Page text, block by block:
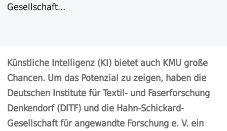
Gesellschaft...
Künstliche Intelligenz (KI) bietet auch KMU große
Chancen. Um das Potenzial zu zeigen, haben die
Deutschen Institute für Textil- und Faserforschung
Denkendorf (DITF) und die Hahn-Schickard-
Gesellschaft für angewandte Forschung e. V. ein